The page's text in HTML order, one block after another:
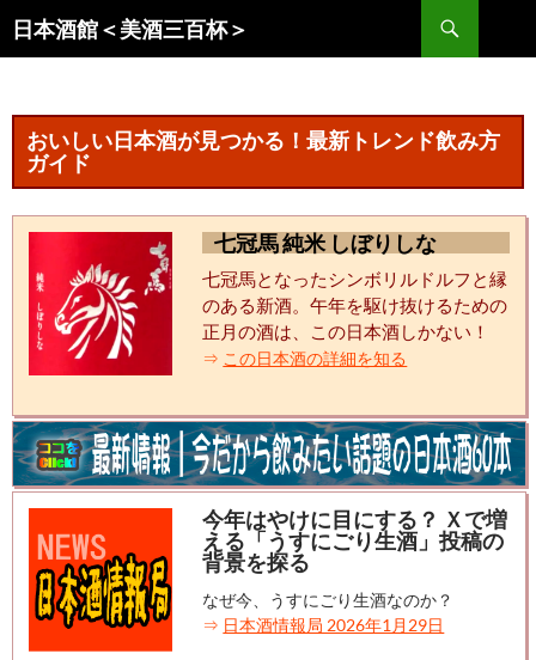
ン
ス
キ
日本酒館＜美酒三百杯＞
索
おいしい日本酒が見つかる！最新トレンド飲み方
ガイド
七冠馬 純米 しぼりしな
七冠馬となったシンボリルドルフと縁
のある新酒。午年を駆け抜けるための
正月の酒は、この日本酒しかない！
⇒ この日本酒の詳細を知る
今年はやけに目にする？ Ｘで増
える「うすにごり生酒」投稿の
背景を探る
なぜ今、うすにごり生酒なのか？
⇒ 日本酒情報局 2026年1月29日